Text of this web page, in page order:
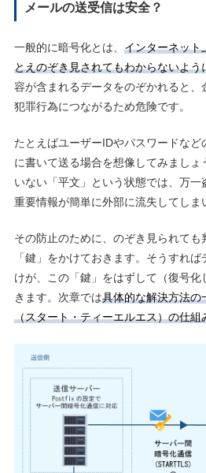
メールの送受信は安全？
一般的に暗号化とは、 インターネット
とえのぞき見されてもわからないよう
容が含まれるデータをのぞかれると
犯罪行為につながるため危険です。
たとえばユーザーIDやパスワードな
に書いて送る場合を想像してみまし
いない「平文」という状態では、万一
重要情報が簡単に外部に流失してしま
その防止のために、のぞき見られて
「鍵」をかけておきます。そうすれ
けが、この「鍵」をはずして（復号
きます。次章では具体的な解決方法の
（スタート・ティーエルエス）の仕組